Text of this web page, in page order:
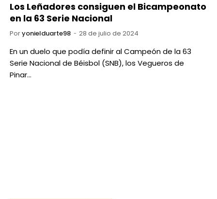
Los Leñadores consiguen el Bicampeonato
en la 63 Serie Nacional
Poryonielduarte98 28 de julio de 2024
En un duelo que podía definir al Campeón de la 63
Serie Nacional de Béisbol (SNB), los Vegueros de
Pinar…